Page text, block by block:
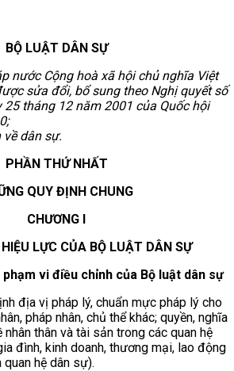
BỘ LUẬT DÂN SỰ
nước Cộng hoà xã hội chủ nghĩa Việt
sửa đổi, bổ sung theo Nghị quyết số
tháng 12 năm 2001 của Quốc hội
dân sự.
PHẦN THỨ NHẤT
QUY ĐỊNH CHUNG
CHƯƠNG I
LỰC CỦA BỘ LUẬT DÂN SỰ
vi điều chỉnh của Bộ luật dân sự
địa vị pháp lý, chuẩn mực pháp lý cho
pháp nhân, chủ thể khác; quyền, nghĩa
thân và tài sản trong các quan hệ
đình, kinh doanh, thương mại, lao động
hệ dân sự).